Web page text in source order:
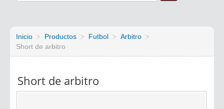
Inicio Productos Futbol
Arbitro
Short de arbitro
Short de arbitro